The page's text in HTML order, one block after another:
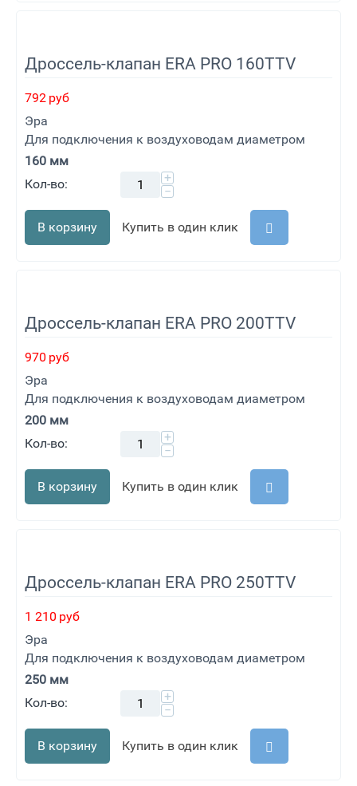
Дроссель-клапан ERA PRO 160TTV
792 руб
Эра
Для подключения к воздуховодам диаметром
160 мм
Кол-во:
+
−
В корзину Купить в один клик
Дроссель-клапан ERA PRO 200TTV
970 руб
Эра
Для подключения к воздуховодам диаметром
200 мм
Кол-во:
+
−
В корзину Купить в один клик
Дроссель-клапан ERA PRO 250TTV
1 210 руб
Эра
Для подключения к воздуховодам диаметром
250 мм
Кол-во:
+
−
В корзину Купить в один клик